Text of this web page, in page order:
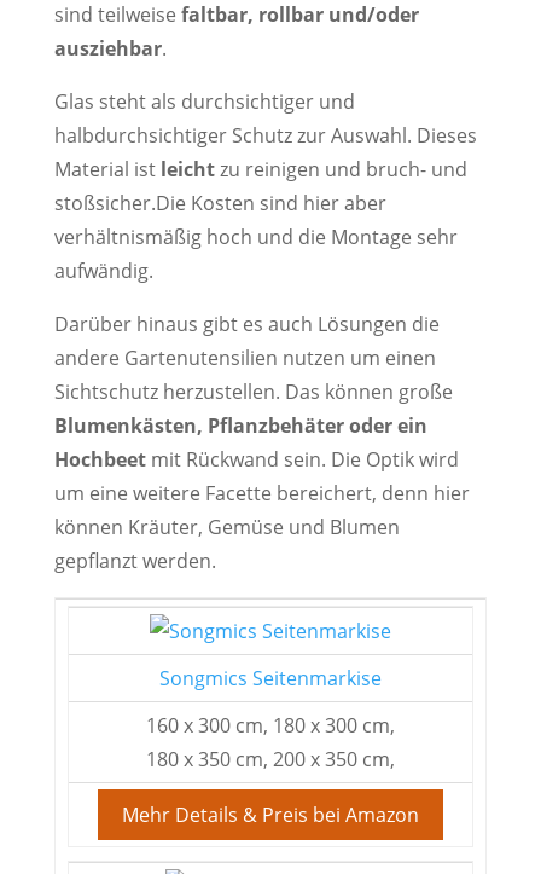
sind teilweise faltbar, rollbar und/oder
ausziehbar.
Glas steht als durchsichtiger und
halbdurchsichtiger Schutz zur Auswahl. Dieses
Material ist leichtzu reinigen und bruch- und
stoßsicher.Die Kosten sind hier aber
verhältnismäßig hoch und die Montage sehr
aufwändig.
Darüber hinaus gibt es auch Lösungen die
andere Gartenutensilien nutzen um einen
Sichtschutz herzustellen. Das können große
Blumenkästen, Pflanzbehäter oder ein
Hochbeetmit Rückwand sein. Die Optik wird
um eine weitere Facette bereichert, denn hier
können Kräuter, Gemüse und Blumen
gepflanzt werden.
Songmics Seitenmarkise
160 x 300 cm, 180 x 300 cm,
180 x 350 cm, 200 x 350 cm,
Mehr Details & Preis bei Amazon